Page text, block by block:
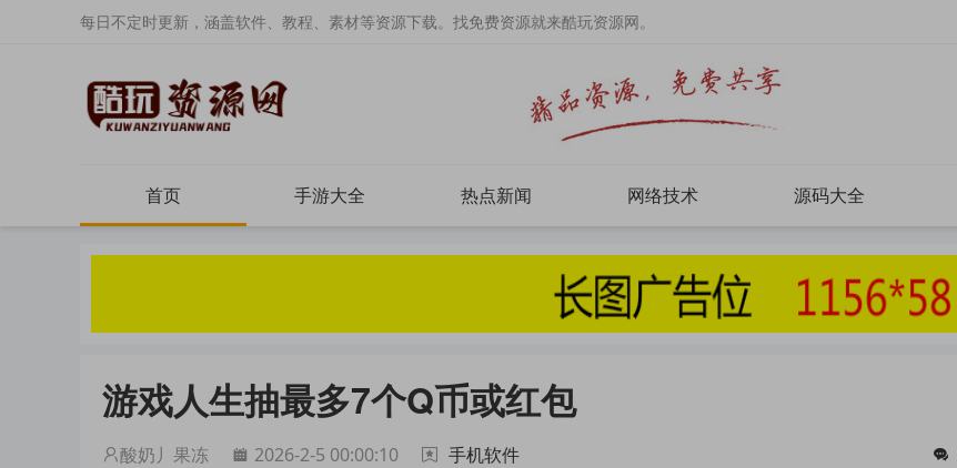
每日不定时更新，涵盖软件、教程、素材等资源下载。找免费资源就来酷玩资源网。
首页 手游大全 热点新闻 网络技术 源码大全
游戏人生抽最多7个Q币或红包
酸奶丿果冻 2026-2-5 00:00:10 手机软件